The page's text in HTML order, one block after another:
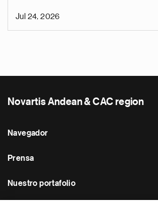
Jul 24, 2026
Novartis Andean & CAC region
Navegador
Prensa
Nuestro portafolio